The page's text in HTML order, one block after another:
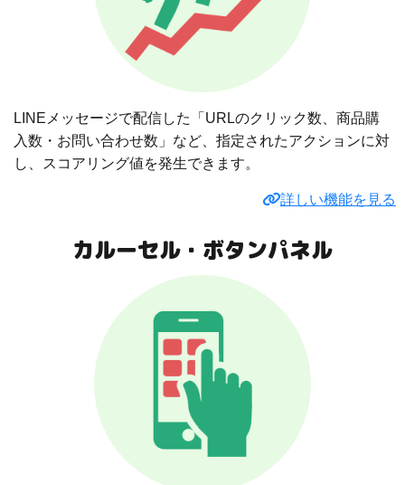
LINEメッセージで配信した「URLのクリック数、商品購
入数・お問い合わせ数」など、指定されたアクションに対
し、スコアリング値を発生できます。
詳しい機能を見る
カルーセル・ボタンパネル